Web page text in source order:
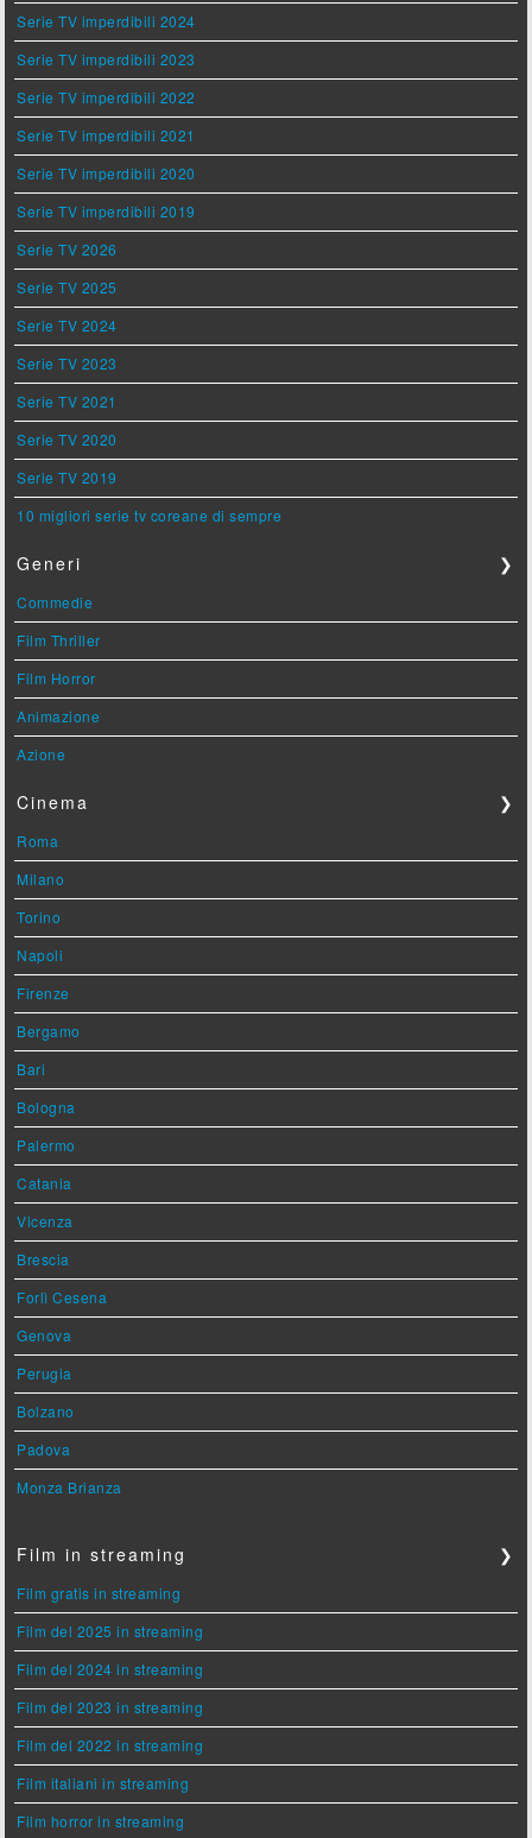
Serie TV imperdibili 2024
Serie TV imperdibili 2023
Serie TV imperdibili 2022
Serie TV imperdibili 2021
Serie TV imperdibili 2020
Serie TV imperdibili 2019
Serie TV 2026
Serie TV 2025
Serie TV 2024
Serie TV 2023
Serie TV 2021
Serie TV 2020
Serie TV 2019
10 migliori serie tv coreane di sempre
Generi ❯
Commedie
Film Thriller
Film Horror
Animazione
Azione
Cinema ❯
Roma
Milano
Torino
Napoli
Firenze
Bergamo
Bari
Bologna
Palermo
Catania
Vicenza
Brescia
Forlì Cesena
Genova
Perugia
Bolzano
Padova
Monza Brianza
Film in streaming ❯
Film gratis in streaming
Film del 2025 in streaming
Film del 2024 in streaming
Film del 2023 in streaming
Film del 2022 in streaming
Film italiani in streaming
Film horror in streaming